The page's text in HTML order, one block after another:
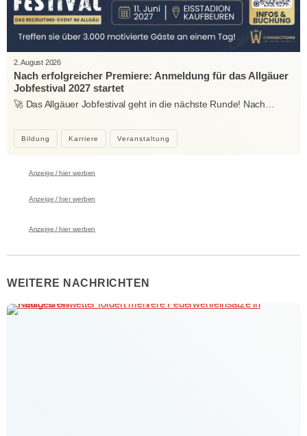
Bildung Karriere Veranstaltung
2. August 2026
Nach erfolgreicher Premiere: Anmeldung für das Allgäuer
Jobfestival 2027 startet
🚀 Das Allgäuer Jobfestival geht in die nächste Runde! Nach…
Anzeige / hier werben
Anzeige / hier werben
Anzeige / hier werben
WEITERE NACHRICHTEN